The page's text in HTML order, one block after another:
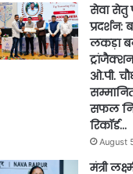
सेवा सेतु
प्रदर्शन:
लकड़ा
ट्रांजैक्शन
ओ.पी.
सफल
रिकॉर्ड…
August
मंत्री